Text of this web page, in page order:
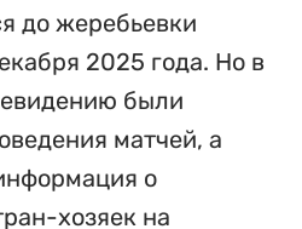
до жеребьевки
2025 года. Но в
были
матчей, а
о
хозяек на